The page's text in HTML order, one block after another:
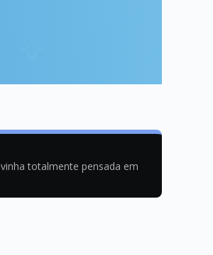
totalmente pensada em